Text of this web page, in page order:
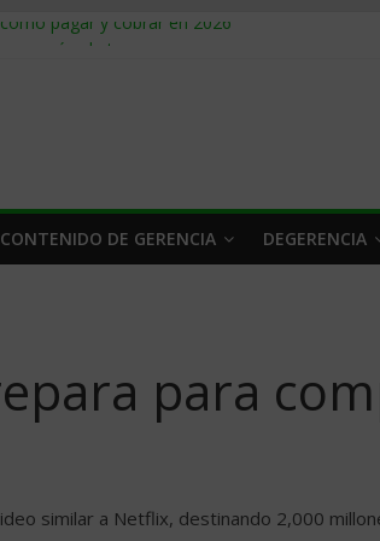
pagar y cobrar en 2026
de suministro: qué hacer
cómo segmentarlo y venderle
CONTENIDO DE GERENCIA DEGERENCIA
para
similar a Netflix, destinando 2,000